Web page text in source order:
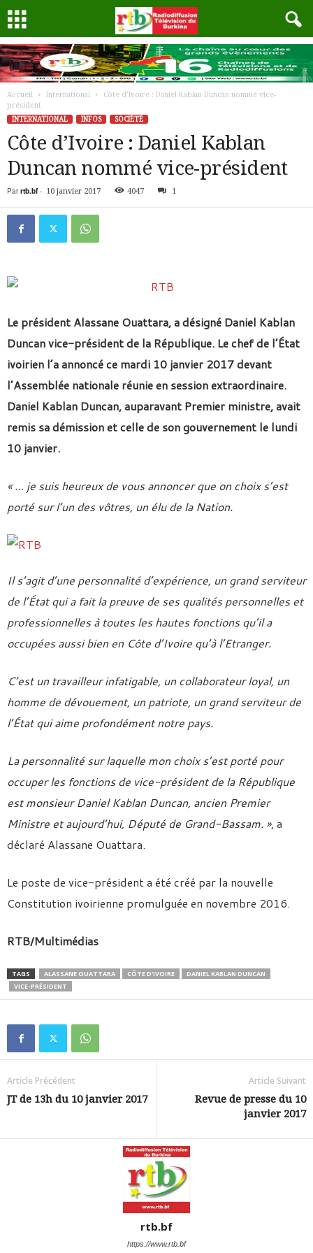
Accueil International
Côte d’Ivoire : Daniel Kablan Duncan nommé vice-
président
INTERNATIONAL
INFOS SOCIÉTÉ
Côte d’Ivoire : Daniel Kablan
Duncan nommé vice-président
Par rtb.bf- 10 janvier 2017 4047 1
Le président Alassane Ouattara, a désigné Daniel Kablan
Duncan vice-président de la République. Le chef de l’État
ivoirien l’a annoncé ce mardi 10 janvier 2017 devant
l’Assemblée nationale réunie en session extraordinaire.
Daniel Kablan Duncan, auparavant Premier ministre, avait
remis sa démission et celle de son gouvernement le lundi
10 janvier.
« … je suis heureux de vous annoncer que on choix s’est
porté sur l’un des vôtres, un élu de la Nation.
Il s’agit d’une personnalité d’expérience, un grand serviteur
de l’État qui a fait la preuve de ses qualités personnelles et
professionnelles à toutes les hautes fonctions qu’il a
occupées aussi bien en Côte d’Ivoire qu’à l’Etranger.
C’est un travailleur infatigable, un collaborateur loyal, un
homme de dévouement, un patriote, un grand serviteur de
l’État qui aime profondément notre pays.
La personnalité sur laquelle mon choix s’est porté pour
occuper les fonctions de vice-président de la République
est monsieur Daniel Kablan Duncan, ancien Premier
Ministre et aujourd’hui, Député de Grand-Bassam. », a
déclaré Alassane Ouattara.
Le poste de vice-président a été créé par la nouvelle
Constitution ivoirienne promulguée en novembre 2016.
RTB/Multimédias
TAGS ALASSANE OUATTARA CÔTE D'IVOIRE
DANIEL KABLAN DUNCAN
VICE-PRÉSIDENT
Article Précédent
JT de 13h du 10 janvier 2017
Article Suivant
Revue de presse du 10
janvier 2017
rtb.bf
https://www.rtb.bf